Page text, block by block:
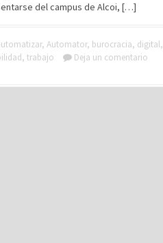
del campus de Alcoi, […]
, Automator, burocracia, digital,
, trabajo Deja un comentario